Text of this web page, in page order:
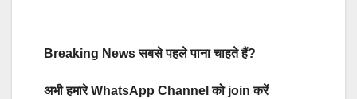
Breaking News सबसे पहले पाना चाहते हैं?
अभी हमारे WhatsApp Channel को join करें